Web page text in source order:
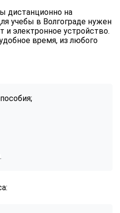
дистанционно на
учебы в Волгограде нужен
и электронное устройство.
время, из любого